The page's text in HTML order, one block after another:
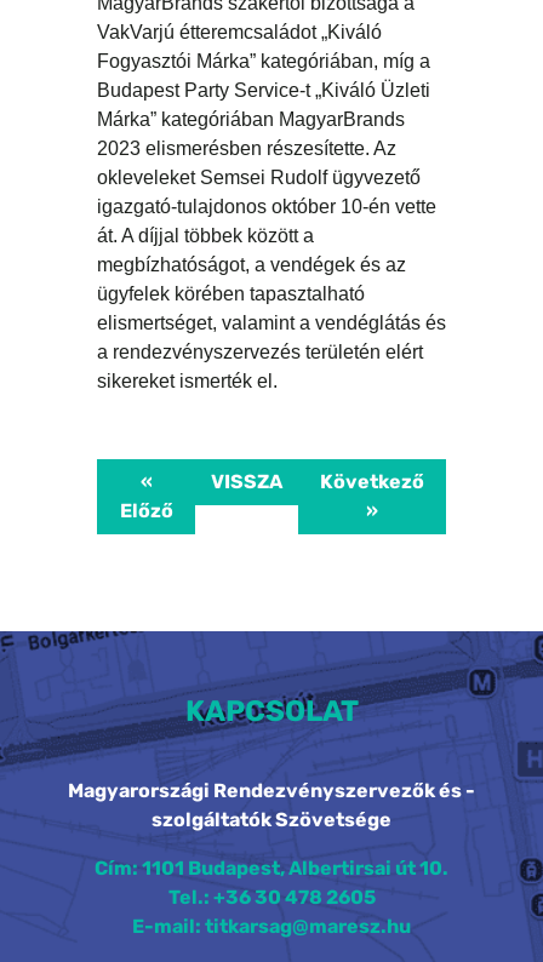
VakVarjú étteremcsaládot „Kiváló
Fogyasztói Márka” kategóriában, míg a
Budapest Party Service-t „Kiváló Üzleti
Márka” kategóriában MagyarBrands
2023 elismerésben részesítette. Az
okleveleket Semsei Rudolf ügyvezető
igazgató-tulajdonos október 10-én vette
át. A díjjal többek között a
megbízhatóságot, a vendégek és az
ügyfelek körében tapasztalható
elismertséget, valamint a vendéglátás és
a rendezvényszervezés területén elért
sikereket ismerték el.
«
Előző
VISSZA
Következő
»
KAPCSOLAT
Magyarországi Rendezvényszervezők és -
szolgáltatók Szövetsége
Cím: 1101 Budapest, Albertirsai út 10.
Tel.: +36 30 478 2605
E-mail: titkarsag@maresz.hu